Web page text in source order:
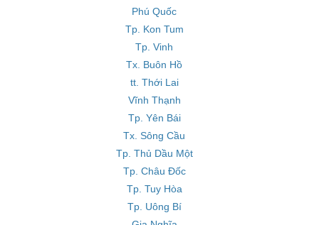
Phú Quốc
Tp. Kon Tum
Tp. Vinh
Tx. Buôn Hồ
tt. Thới Lai
Vĩnh Thạnh
Tp. Yên Bái
Tx. Sông Cầu
Tp. Thủ Dầu Một
Tp. Châu Đốc
Tp. Tuy Hòa
Tp. Uông Bí